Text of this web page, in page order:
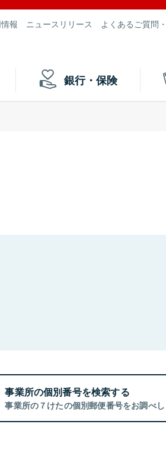
報 ニュースリリース よくあるご質問
銀行・保険
事業所の個別番号を検索する
事業所の７けたの個別郵便番号をお調べし